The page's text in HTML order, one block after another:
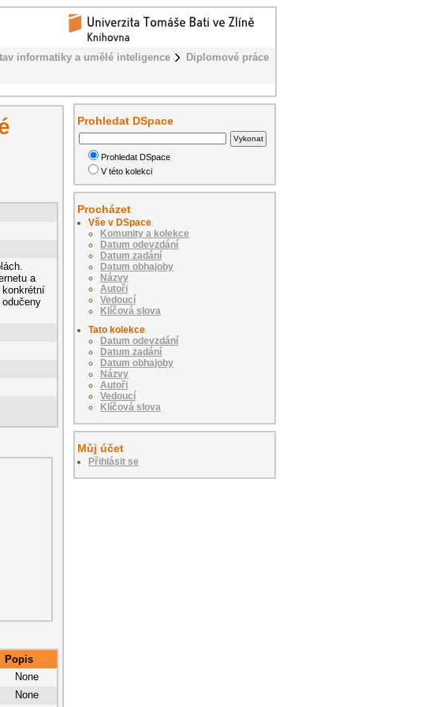
informatiky a umělé inteligence
Diplomové práce
a
Popis
None
None
Prohledat DSpace
Prohledat DSpace
V této kolekci
Procházet
Vše v DSpace
Komunity a kolekce
Datum odevzdání
Datum zadání
Datum obhajoby
Názvy
Autoři
Vedoucí
Klíčová slova
Tato kolekce
Datum odevzdání
Datum zadání
Datum obhajoby
Názvy
Autoři
Vedoucí
Klíčová slova
Můj účet
Přihlásit se